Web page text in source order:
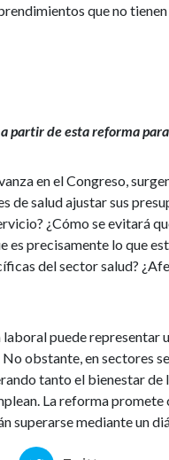
que no
partir de esta reforma
en el Congreso,
de salud ajustar sus
¿Cómo se evitará
es precisamente lo que
del sector salud?
puede representar
obstante, en sectores
tanto el bienestar
La reforma
superarse mediante un